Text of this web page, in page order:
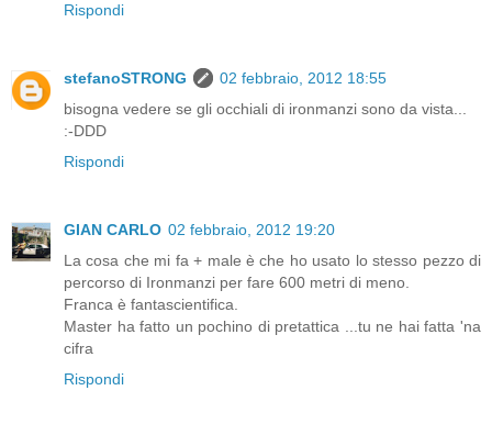
Rispondi
stefanoSTRONG
02 febbraio, 2012 18:55
bisogna vedere se gli occhiali di ironmanzi sono da vista...
:-DDD
Rispondi
GIAN CARLO 02 febbraio, 2012 19:20
La cosa che mi fa + male è che ho usato lo stesso pezzo di
percorso di Ironmanzi per fare 600 metri di meno.
Franca è fantascientifica.
Master ha fatto un pochino di pretattica ...tu ne hai fatta 'na
cifra
Rispondi